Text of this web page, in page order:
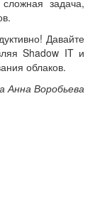
Давайте
Shadow IT и
облаков.
Анна Воробьева